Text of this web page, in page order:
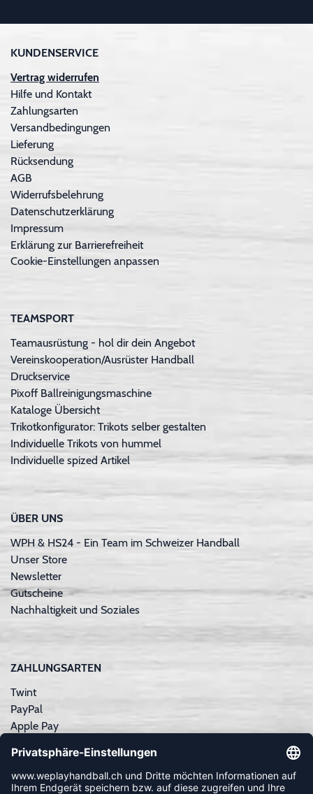
KUNDENSERVICE
Vertrag widerrufen
Hilfe und Kontakt
Zahlungsarten
Versandbedingungen
Lieferung
Rücksendung
AGB
Widerrufsbelehrung
Datenschutzerklärung
Impressum
Erklärung zur Barrierefreiheit
Cookie-Einstellungen anpassen
TEAMSPORT
Teamausrüstung - hol dir dein Angebot
Vereinskooperation/Ausrüster Handball
Druckservice
Pixoff Ballreinigungsmaschine
Kataloge Übersicht
Trikotkonfigurator: Trikots selber gestalten
Individuelle Trikots von hummel
Individuelle spized Artikel
ÜBER UNS
WPH & HS24 - Ein Team im Schweizer Handball
Unser Store
Newsletter
Gutscheine
Nachhaltigkeit und Soziales
ZAHLUNGSARTEN
Twint
PayPal
Apple Pay
Kreditkarte
Rechnungskauf